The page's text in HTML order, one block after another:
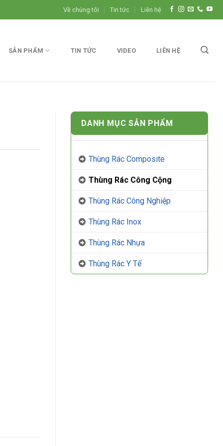
Về chúng tôi Tin tức Liên hệ
SẢN PHẨM TIN TỨC VIDEO LIÊN HỆ
DANH MỤC SẢN PHẨM
Thùng Rác Composite
Thùng Rác Công Cộng
Thùng Rác Công Nghiệp
Thùng Rác Inox
Thùng Rác Nhựa
Thùng Rác Y Tế